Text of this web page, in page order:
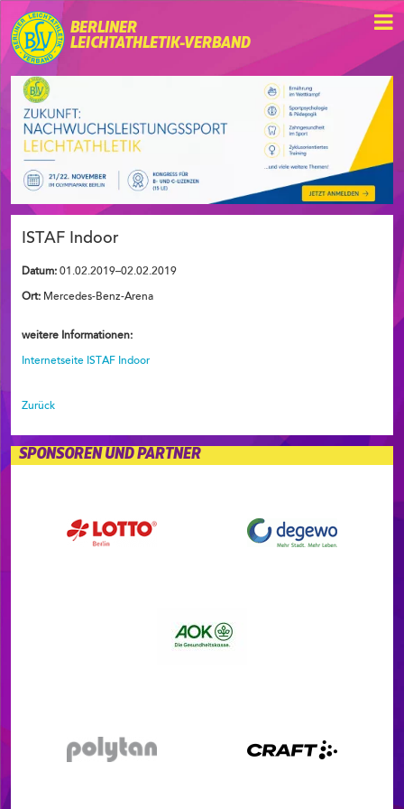
BERLINER
LEICHTATHLETIK-VERBAND
ISTAF Indoor
Datum: 01.02.2019–02.02.2019
Ort: Mercedes-Benz-Arena
weitere Informationen:
Internetseite ISTAF Indoor
Zurück
SPONSOREN UND PARTNER